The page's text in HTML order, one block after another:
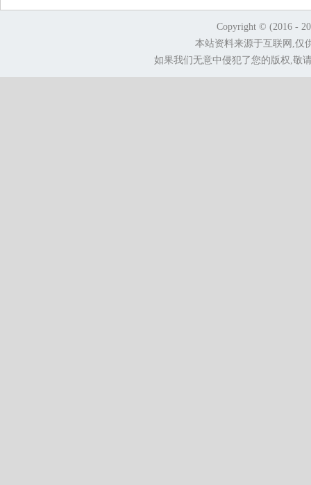
Copyright © (2016 -
本站资料来源于互联网,仅
如果我们无意中侵犯了您的版权,敬